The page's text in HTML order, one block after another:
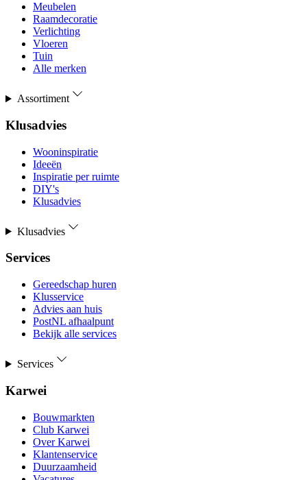
Meubelen
Raamdecoratie
Verlichting
Vloeren
Tuin
Alle merken
Assortiment
Klusadvies
Wooninspiratie
Ideeën
Inspiratie per ruimte
DIY's
Klusadvies
Klusadvies
Services
Gereedschap huren
Klusservice
Advies aan huis
PostNL afhaalpunt
Bekijk alle services
Services
Karwei
Bouwmarkten
Club Karwei
Over Karwei
Klantenservice
Duurzaamheid